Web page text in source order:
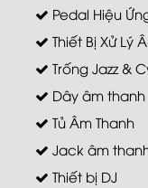
Pedal Hiệu
Thiết Bị Xử Lý
Trống Jazz &
Dây âm thanh
Tủ Âm Thanh
Jack âm
Thiết bị DJ